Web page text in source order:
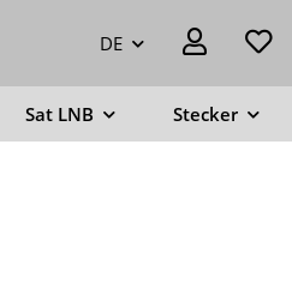
DE
Sat LNB Stecker